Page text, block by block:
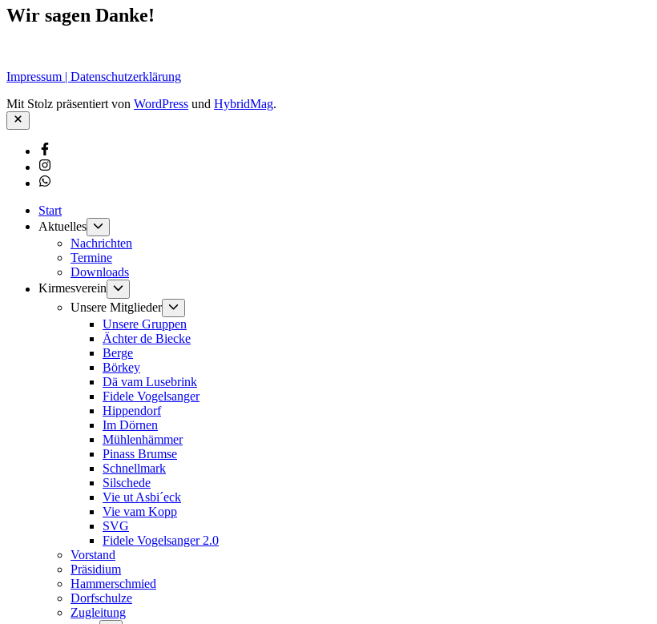
Wir sagen Danke!
Impressum | Datenschutzerklärung
Mit Stolz präsentiert von WordPress und HybridMag.
Schließen
Facebook
Instagram
Whatsapp
Start
Aktuelles
anzeigen
Nachrichten
Termine
Downloads
Kirmesverein
Untermenü
anzeigen
Unsere Mitglieder
anzeigen
Unsere Gruppen
Ächter de Biecke
Berge
Börkey
Dä vam Lusebrink
Fidele Vogelsanger
Hippendorf
Im Dörnen
Mühlenhämmer
Pinass Brumse
Schnellmark
Silschede
Vie ut Asbi´eck
Vie vam Kopp
SVG
Fidele Vogelsanger 2.0
Vorstand
Präsidium
Hammerschmied
Dorfschulze
Zugleitung